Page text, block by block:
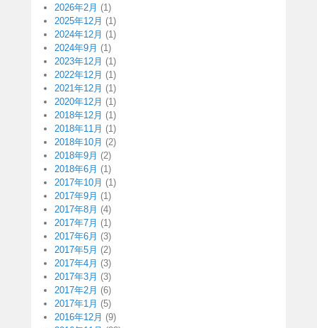
2026年2月 (1)
2025年12月 (1)
2024年12月 (1)
2024年9月 (1)
2023年12月 (1)
2022年12月 (1)
2021年12月 (1)
2020年12月 (1)
2018年12月 (1)
2018年11月 (1)
2018年10月 (2)
2018年9月 (2)
2018年6月 (1)
2017年10月 (1)
2017年9月 (1)
2017年8月 (4)
2017年7月 (1)
2017年6月 (3)
2017年5月 (2)
2017年4月 (3)
2017年3月 (3)
2017年2月 (6)
2017年1月 (5)
2016年12月 (9)